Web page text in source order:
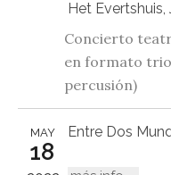
Concierto
en formato
percusión)
Entre Dos
MAY
18